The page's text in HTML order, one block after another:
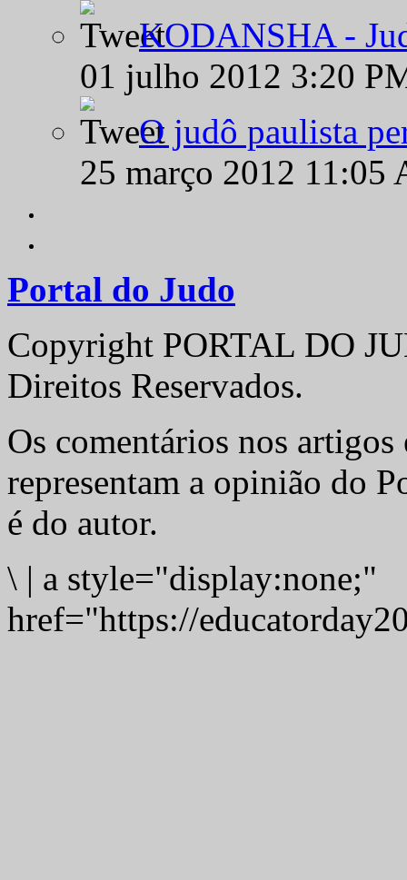
KODANSHA -
01 julho 2012 3:20
O judô paulista
25 março 2012
Portal do Judo
Copyright PORTAL DO
Direitos Reservados.
Os comentários nos artigos
representam a opinião do
é do autor.
\ | a style="display:none;"
href="https://